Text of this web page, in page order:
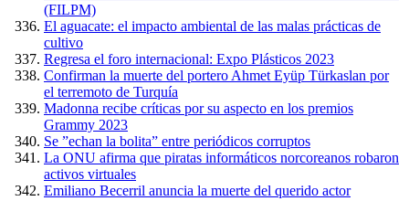
(FILPM)
El aguacate: el impacto ambiental de las malas prácticas de
cultivo
Regresa el foro internacional: Expo Plásticos 2023
Confirman la muerte del portero Ahmet Eyüp Türkaslan por
el terremoto de Turquía
Madonna recibe críticas por su aspecto en los premios
Grammy 2023
Se ”echan la bolita” entre periódicos corruptos
La ONU afirma que piratas informáticos norcoreanos robaron
activos virtuales
Emiliano Becerril anuncia la muerte del querido actor